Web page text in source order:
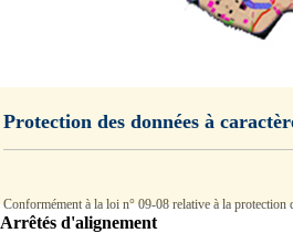
Protection des données à
Conformément à la loi n° 09-08 relative à la protection
Arrêtés d'alignement